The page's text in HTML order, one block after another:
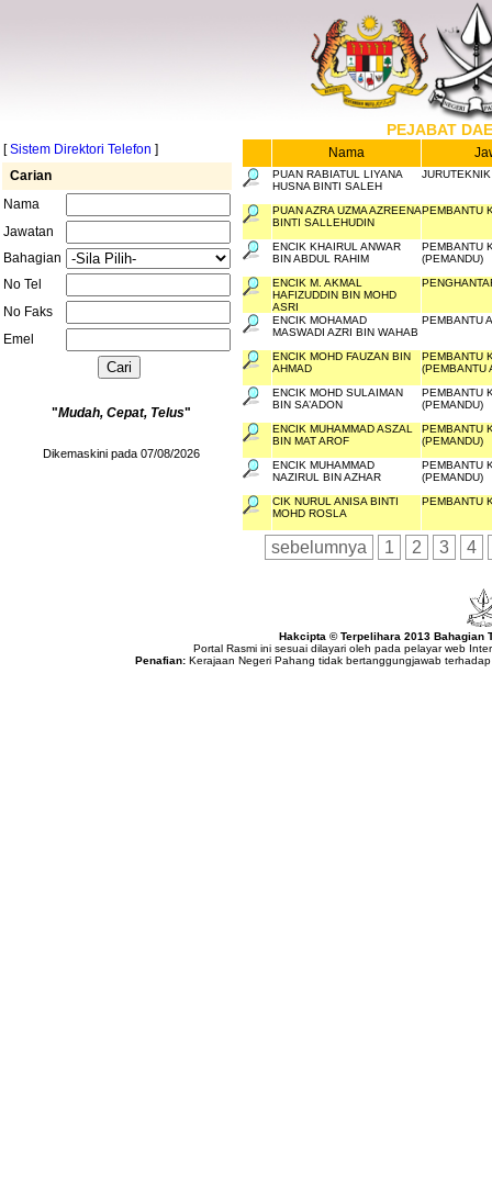
PEJABAT
[Sistem Direktori Telefon ]
Carian
Nama
Jawatan
Bahagian
No Tel
No Faks
Emel
"Mudah, Cepat, Telus"
Dikemaskini pada 07/08/2026
Nama
PUAN RABIATUL LIYANA
HUSNA BINTI SALEH
PUAN AZRA UZMA AZREENA
BINTI SALLEHUDIN
PEMBANTU
ENCIK KHAIRUL ANWAR
BIN ABDUL RAHIM
PEMBANTU
(PEMANDU)
ENCIK M. AKMAL
HAFIZUDDIN BIN MOHD
ASRI
ENCIK MOHAMAD
MASWADI AZRI BIN WAHAB
PEMBANTU
ENCIK MOHD FAUZAN BIN
AHMAD
PEMBANTU
(PEMBANTU
ENCIK MOHD SULAIMAN
BIN SA’ADON
PEMBANTU
(PEMANDU)
ENCIK MUHAMMAD ASZAL
BIN MAT AROF
PEMBANTU
(PEMANDU)
ENCIK MUHAMMAD
NAZIRUL BIN AZHAR
PEMBANTU
(PEMANDU)
CIK NURUL ANISA BINTI
MOHD ROSLA
PEMBANTU
sebelumnya 1 2 3 4
Hakcipta © Terpelihara 2013 Bahagian
Portal Rasmi ini sesuai dilayari oleh pada pelayar web
Penafian:Kerajaan Negeri Pahang tidak bertanggungjawab